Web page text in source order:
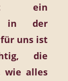
ein
in der
uns ist
die
wie alles